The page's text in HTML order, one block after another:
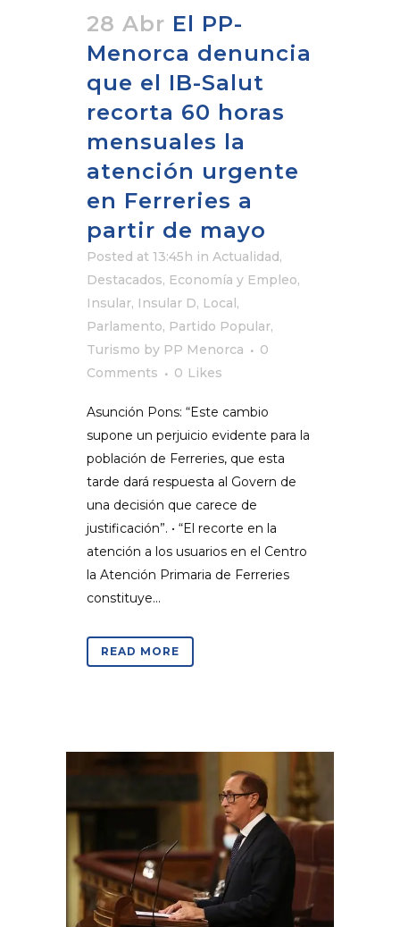
28 Abr El PP-
Menorca denuncia
que el IB-Salut
recorta 60 horas
mensuales la
atención urgente
en Ferreries a
partir de mayo
Posted at 13:45h in Actualidad,
Destacados, Economía y Empleo,
Insular, Insular D, Local,
Parlamento, Partido Popular,
Turismo by PP Menorca
0
Comments
0 Likes
Asunción Pons: “Este cambio
supone un perjuicio evidente para la
población de Ferreries, que esta
tarde dará respuesta al Govern de
una decisión que carece de
justificación”. • “El recorte en la
atención a los usuarios en el Centro
la Atención Primaria de Ferreries
constituye...
READ MORE